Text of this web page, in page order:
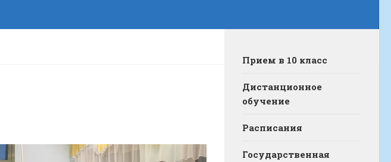
Прием в 10 класс
Дистанционное
обучение
Расписания
Государственная